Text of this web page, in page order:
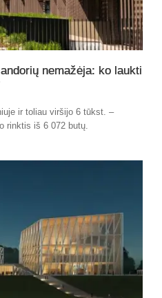
nemažėja: ko laukti
ir toliau viršijo 6 tūkst. –
rinktis iš 6 072 butų.